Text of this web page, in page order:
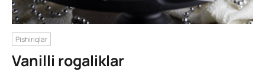
Pishiriqlar
Vanilli rogaliklar